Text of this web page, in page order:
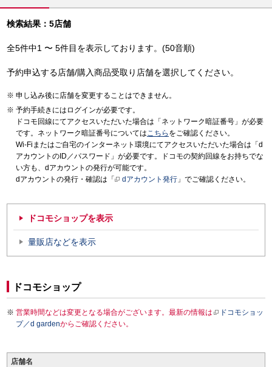
検索結果：5店舗
全5件中1 〜 5件目を表示しております。(50音順)
予約申込する店舗/購入商品受取り店舗を選択してください。
申し込み後に店舗を変更することはできません。
予約手続きにはログインが必要です。
ドコモ回線にてアクセスいただいた場合は「ネットワーク暗証番号」が必要
です。ネットワーク暗証番号についてはこちら をご確認ください。
Wi-Fiまたはご自宅のインターネット環境にてアクセスいただいた場合は「d
アカウントのID／パスワード」が必要です。ドコモの契約回線をお持ちでな
い方も、dアカウントの発行が可能です。
dアカウントの発行・確認は「
dアカウント発行 」でご確認ください。
ドコモショップを表示
量販店などを表示
ドコモショップ
営業時間などは変更となる場合がございます。最新の情報は
ドコモショッ
プ／d gardenからご確認ください。
店舗名